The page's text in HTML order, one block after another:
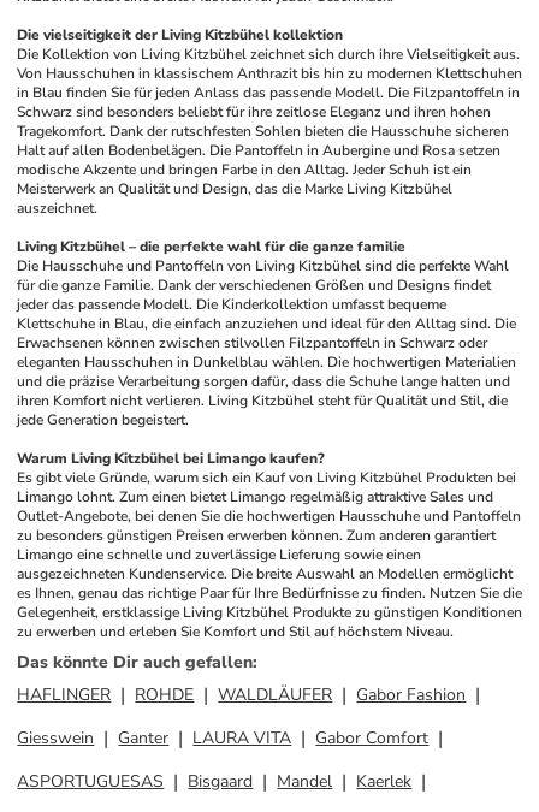
Die vielseitigkeit der Living Kitzbühel kollektion
Die Kollektion von Living Kitzbühel zeichnet sich durch ihre Vielseitigkeit aus.
Von Hausschuhen in klassischem Anthrazit bis hin zu modernen Klettschuhen
in Blau finden Sie für jeden Anlass das passende Modell. Die Filzpantoffeln in
Schwarz sind besonders beliebt für ihre zeitlose Eleganz und ihren hohen
Tragekomfort. Dank der rutschfesten Sohlen bieten die Hausschuhe sicheren
Halt auf allen Bodenbelägen. Die Pantoffeln in Aubergine und Rosa setzen
modische Akzente und bringen Farbe in den Alltag. Jeder Schuh ist ein
Meisterwerk an Qualität und Design, das die Marke Living Kitzbühel
auszeichnet.
Living Kitzbühel – die perfekte wahl für die ganze familie
Die Hausschuhe und Pantoffeln von Living Kitzbühel sind die perfekte Wahl
für die ganze Familie. Dank der verschiedenen Größen und Designs findet
jeder das passende Modell. Die Kinderkollektion umfasst bequeme
Klettschuhe in Blau, die einfach anzuziehen und ideal für den Alltag sind. Die
Erwachsenen können zwischen stilvollen Filzpantoffeln in Schwarz oder
eleganten Hausschuhen in Dunkelblau wählen. Die hochwertigen Materialien
und die präzise Verarbeitung sorgen dafür, dass die Schuhe lange halten und
ihren Komfort nicht verlieren. Living Kitzbühel steht für Qualität und Stil, die
jede Generation begeistert.
Warum Living Kitzbühel bei Limango kaufen?
Es gibt viele Gründe, warum sich ein Kauf von Living Kitzbühel Produkten bei
Limango lohnt. Zum einen bietet Limango regelmäßig attraktive Sales und
Outlet-Angebote, bei denen Sie die hochwertigen Hausschuhe und Pantoffeln
zu besonders günstigen Preisen erwerben können. Zum anderen garantiert
Limango eine schnelle und zuverlässige Lieferung sowie einen
ausgezeichneten Kundenservice. Die breite Auswahl an Modellen ermöglicht
es Ihnen, genau das richtige Paar für Ihre Bedürfnisse zu finden. Nutzen Sie die
Gelegenheit, erstklassige Living Kitzbühel Produkte zu günstigen Konditionen
zu erwerben und erleben Sie Komfort und Stil auf höchstem Niveau.
Das könnte Dir auch gefallen:
HAFLINGER
ROHDE WALDLÄUFER
Gabor Fashion
Giesswein
Ganter LAURA VITA
Gabor Comfort
ASPORTUGUESAS
Bisgaard Mandel
Kaerlek